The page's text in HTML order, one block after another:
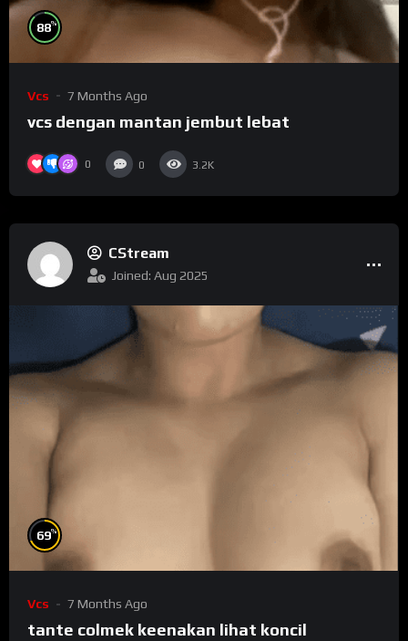
88%
Vcs 7 Months Ago
vcs dengan mantan jembut lebat
0 0 3.2K
CStream
Joined: Aug 2025
69%
Vcs 7 Months Ago
tante colmek keenakan lihat koncil